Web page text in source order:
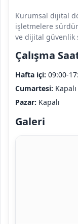
Kurumsal dijital
işletmelere
ve dijital güvenlik
Çalışma
Hafta içi: 09:00-
Cumartesi: Kapalı
Pazar: Kapalı
Galeri